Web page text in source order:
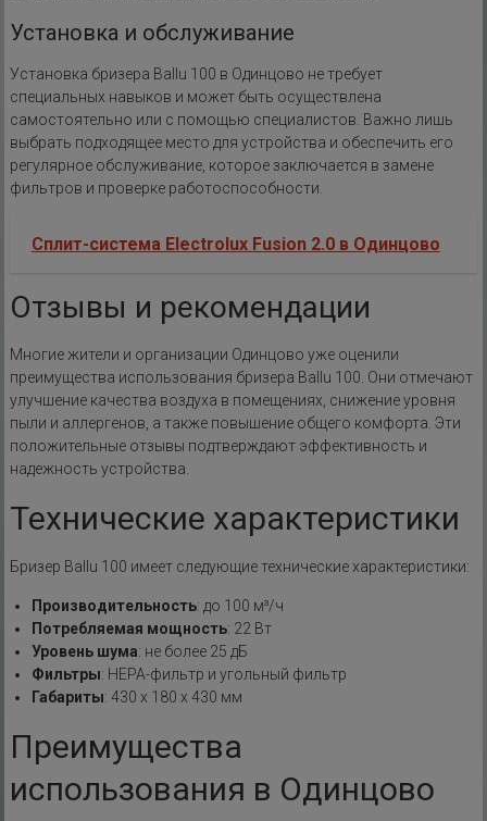
Установка и обслуживание
Установка бризера Ballu 100 в Одинцово не требует
специальных навыков и может быть осуществлена
самостоятельно или с помощью специалистов. Важно лишь
выбрать подходящее место для устройства и обеспечить его
регулярное обслуживание, которое заключается в замене
фильтров и проверке работоспособности.
Сплит-система Electrolux Fusion 2.0 в Одинцово
Отзывы и рекомендации
Многие жители и организации Одинцово уже оценили
преимущества использования бризера Ballu 100. Они отмечают
улучшение качества воздуха в помещениях, снижение уровня
пыли и аллергенов, а также повышение общего комфорта. Эти
положительные отзывы подтверждают эффективность и
надежность устройства.
Технические характеристики
Бризер Ballu 100 имеет следующие технические характеристики:
Производительность: до 100 м³/ч
Потребляемая мощность: 22 Вт
Уровень шума: не более 25 дБ
Фильтры: HEPA-фильтр и угольный фильтр
Габариты: 430 х 180 х 430 мм
Преимущества
использования в Одинцово